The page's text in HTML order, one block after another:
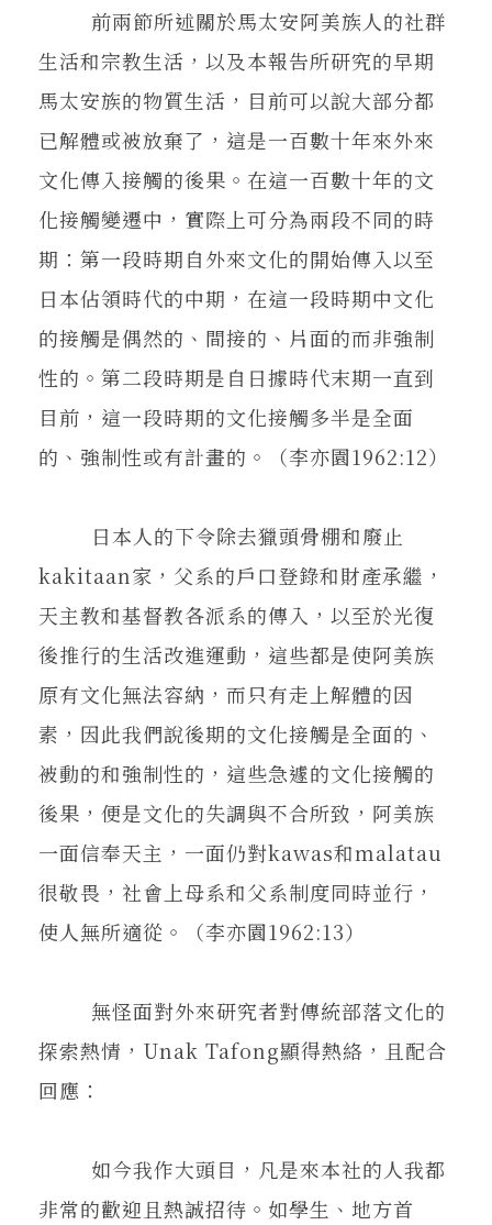
前兩節所述關於馬太安阿美族人的社群
生活和宗教生活，以及本報告所研究的早期
馬太安族的物質生活，目前可以說大部分都
已解體或被放棄了，這是一百數十年來外來
文化傳入接觸的後果。在這一百數十年的文
化接觸變遷中，實際上可分為兩段不同的時
期：第一段時期自外來文化的開始傳入以至
日本佔領時代的中期，在這一段時期中文化
的接觸是偶然的、間接的、片面的而非強制
性的。第二段時期是自日據時代末期一直到
目前，這一段時期的文化接觸多半是全面
的、強制性或有計畫的。（李亦園1962:12）
日本人的下令除去獵頭骨棚和廢止
kakitaan家，父系的戶口登錄和財產承繼，
天主教和基督教各派系的傳入，以至於光復
後推行的生活改進運動，這些都是使阿美族
原有文化無法容納，而只有走上解體的因
素，因此我們說後期的文化接觸是全面的、
被動的和強制性的，這些急遽的文化接觸的
後果，便是文化的失調與不合所致，阿美族
一面信奉天主，一面仍對kawas和malatau
很敬畏，社會上母系和父系制度同時並行，
使人無所適從。（李亦園1962:13）
無怪面對外來研究者對傳統部落文化的
探索熱情，Unak Tafong顯得熱絡，且配合
回應：
如今我作大頭目，凡是來本社的人我都
非常的歡迎且熱誠招待。如學生、地方首